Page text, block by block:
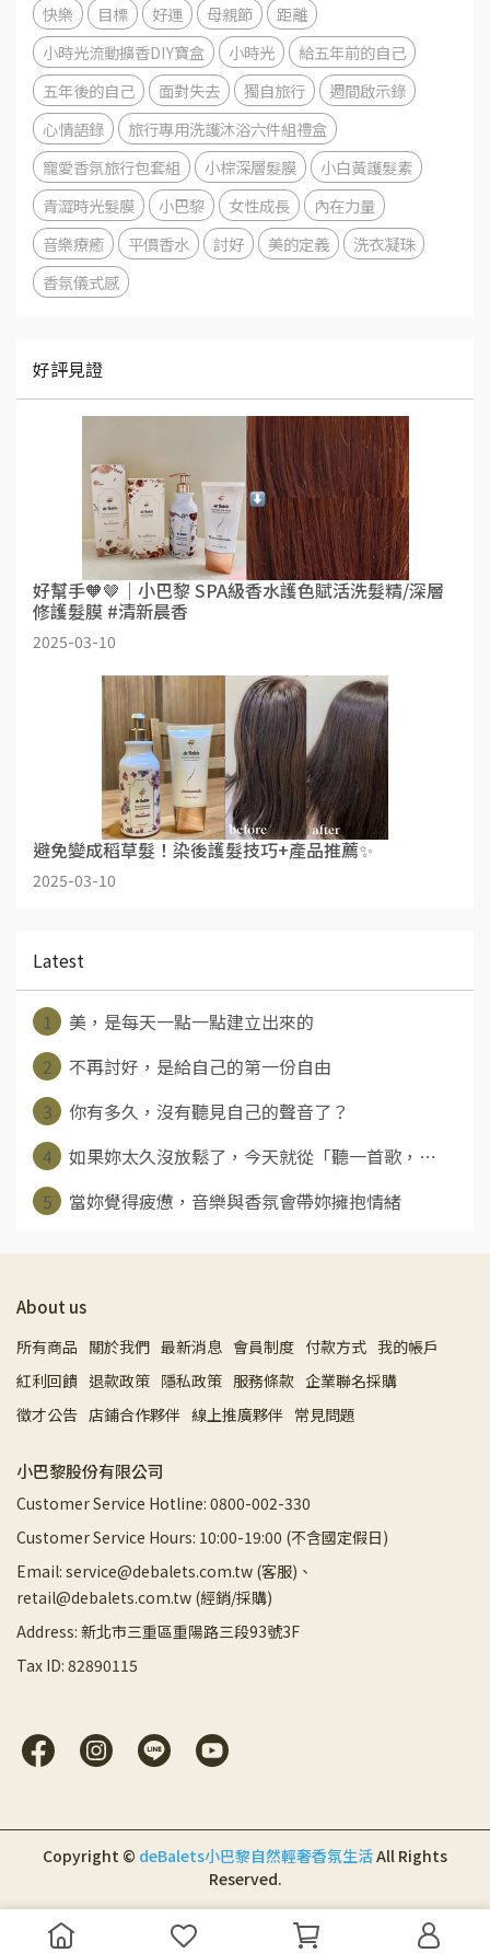
快樂
目標 好運 母親節
距離
小時光流動擴香DIY寶盒
小時光
給五年前的自己
五年後的自己
面對失去 獨自旅行
週間啟示錄
心情語錄
旅行專用洗護沐浴六件組禮盒
寵愛香氛旅行包套組
小棕深層髮膜
小白黃護髮素
青澀時光髮膜
小巴黎 女性成長
內在力量
音樂療癒
平價香水 討好 美的定義
洗衣凝珠
香氛儀式感
好評見證
好幫手🧡🤎｜小巴黎 SPA級香水護色賦活洗髮精/深層
修護髮膜 #清新晨香
2025-03-10
避免變成稻草髮！染後護髮技巧+產品推薦✨
2025-03-10
Latest
1
美，是每天一點一點建立出來的
2
不再討好，是給自己的第一份自由
3
你有多久，沒有聽見自己的聲音了？
4
如果妳太久沒放鬆了，今天就從「聽一首歌，⋯
5
當妳覺得疲憊，音樂與香氛會帶妳擁抱情緒
About us
所有商品 關於我們 最新消息 會員制度 付款方式 我的帳戶
紅利回饋 退款政策 隱私政策 服務條款 企業聯名採購
徵才公告 店鋪合作夥伴 線上推廣夥伴 常見問題
小巴黎股份有限公司
Customer Service Hotline: 0800-002-330
Customer Service Hours: 10:00-19:00 (不含國定假日)
Email: service@debalets.com.tw (客服)、
retail@debalets.com.tw (經銷/採購)
Address: 新北市三重區重陽路三段93號3F
Tax ID: 82890115
Copyright © deBalets小巴黎自然輕奢香氛生活All Rights
Reserved.